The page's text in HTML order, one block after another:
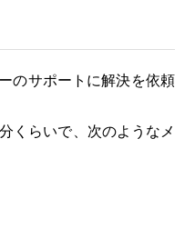
のサポートに解決を依頼
くらいで、次のようなメ